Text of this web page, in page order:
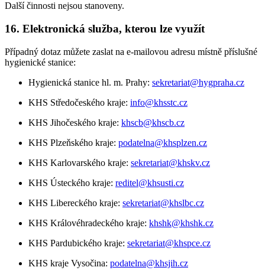
Další činnosti nejsou stanoveny.
16. Elektronická služba, kterou lze využít
Případný dotaz můžete zaslat na e-mailovou adresu místně příslušné
hygienické stanice:
Hygienická stanice hl. m. Prahy: sekretariat@hygpraha.cz
KHS Středočeského kraje: info@khsstc.cz
KHS Jihočeského kraje: khscb@khscb.cz
KHS Plzeňského kraje: podatelna@khsplzen.cz
KHS Karlovarského kraje: sekretariat@khskv.cz
KHS Ústeckého kraje: reditel@khsusti.cz
KHS Libereckého kraje: sekretariat@khslbc.cz
KHS Královéhradeckého kraje: khshk@khshk.cz
KHS Pardubického kraje: sekretariat@khspce.cz
KHS kraje Vysočina: podatelna@khsjih.cz